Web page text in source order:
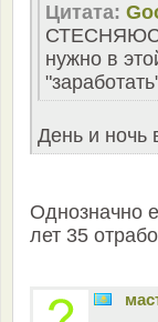
Цитата:
нужно в
День и ночь
Однозначно
лет 35